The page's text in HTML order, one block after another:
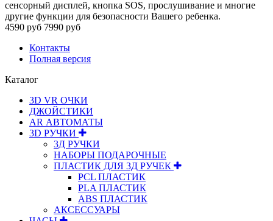
сенсорный дисплей, кнопка SOS, прослушивание и многие
другие функции для безопасности Вашего ребенка.
4590 руб 7990 руб
Контакты
Полная версия
Каталог
3D VR ОЧКИ
ДЖОЙСТИКИ
АR АВТОМАТЫ
3D РУЧКИ
3Д РУЧКИ
НАБОРЫ ПОДАРОЧНЫЕ
ПЛАСТИК ДЛЯ 3Д РУЧЕК
PCL ПЛАСТИК
PLA ПЛАСТИК
ABS ПЛАСТИК
АКСЕССУАРЫ